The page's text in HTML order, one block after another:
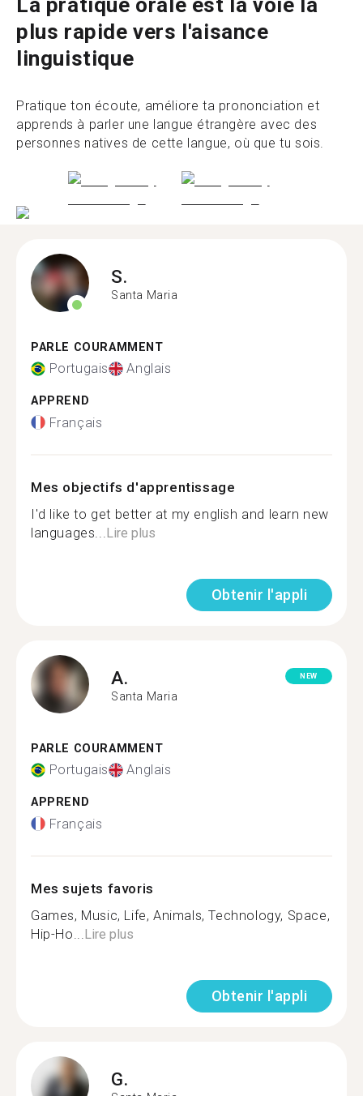
La pratique orale est la voie la
plus rapide vers l'aisance
linguistique
Pratique ton écoute, améliore ta prononciation et
apprends à parler une langue étrangère avec des
personnes natives de cette langue, où que tu sois.
S.
Santa Maria
PARLE COURAMMENT
Portugais Anglais
APPREND
Français
Mes objectifs d'apprentissage
I'd like to get better at my english and learn new
languages... Lire plus
Obtenir l'appli
A.
Santa Maria
NEW
PARLE COURAMMENT
Portugais Anglais
APPREND
Français
Mes sujets favoris
Games, Music, Life, Animals, Technology, Space,
Hip-Ho... Lire plus
Obtenir l'appli
G.